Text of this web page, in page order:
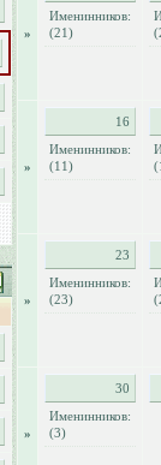
»
Именинников:
(21)
»
16
Именинников:
(11)
»
23
Именинников:
(23)
»
30
Именинников:
(3)